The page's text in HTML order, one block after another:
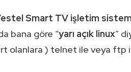
Smart TV işletim
bana göre “yarı açık linux”
olanlara ) telnet ile veya ftp